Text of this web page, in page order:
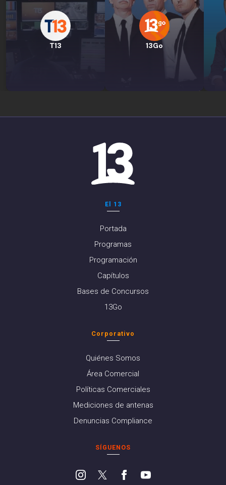
T13 13Go
El 13
Portada
Programas
Programación
Capítulos
Bases de Concursos
13Go
Corporativo
Quiénes Somos
Área Comercial
Políticas Comerciales
Mediciones de antenas
Denuncias Compliance
SÍGUENOS